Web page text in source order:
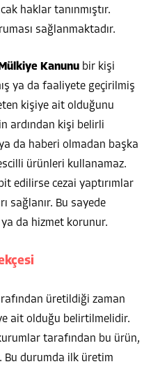
haklar tanınmıştır.
sağlanmaktadır.
Mülkiye Kanunu bir kişi
ya da faaliyete geçirilmiş
kişiye ait olduğunu
ardından kişi belirli
da haberi olmadan başka
ürünleri kullanamaz.
edilirse cezai yaptırımlar
sağlanır. Bu sayede
da hizmet korunur.
üretildiği zaman
ait olduğu belirtilmelidir.
tarafından bu ürün,
Bu durumda ilk üretim